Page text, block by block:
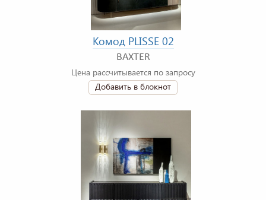
Комод PLISSE 02
BAXTER
Цена рассчитывается по запросу
Добавить в блокнот